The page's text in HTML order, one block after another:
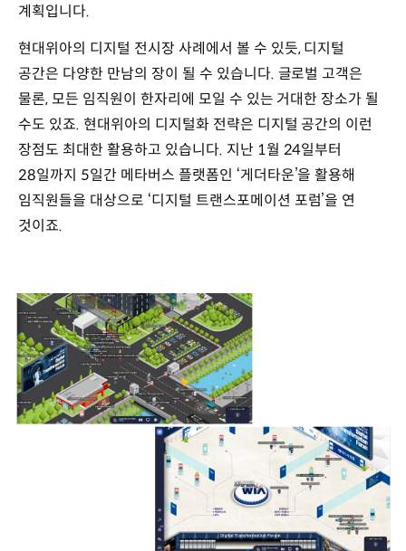
계획입니다.
현대위아의 디지털 전시장 사례에서 볼 수 있듯, 디지털
공간은 다양한 만남의 장이 될 수 있습니다. 글로벌 고객은
물론, 모든 임직원이 한자리에 모일 수 있는 거대한 장소가 될
수도 있죠. 현대위아의 디지털화 전략은 디지털 공간의 이런
장점도 최대한 활용하고 있습니다. 지난 1월 24일부터
28일까지 5일간 메타버스 플랫폼인 ‘게더타운’을 활용해
임직원들을 대상으로 ‘디지털 트랜스포메이션 포럼’을 연
것이죠.